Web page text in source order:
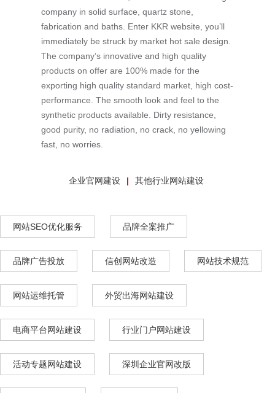
company in solid surface, quartz stone,
fabrication and baths. Enter KKR website, you’ll
immediately be struck by market hot sale design.
The company’s innovative and high quality
products on offer are 100% made for the
exporting high quality standard market, high cost-
performance. The smooth look and feel to the
synthetic products available. Dirty resistance,
good purity, no radiation, no crack, no yellowing
fast, no worries.
企业官网建设 其他行业网站建设
网站SEO优化服务 品牌全案推广
品牌广告投放 信创网站改造 网站技术规范
网站运维托管 外贸出海网站建设
电商平台网站建设 行业门户网站建设
活动专题网站建设 深圳企业官网改版